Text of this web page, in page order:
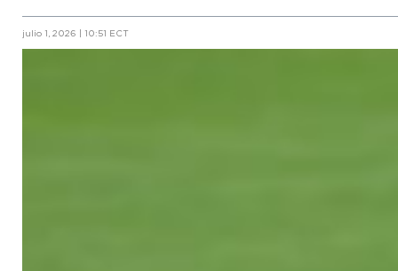
julio 1, 2026 | 10:51 ECT